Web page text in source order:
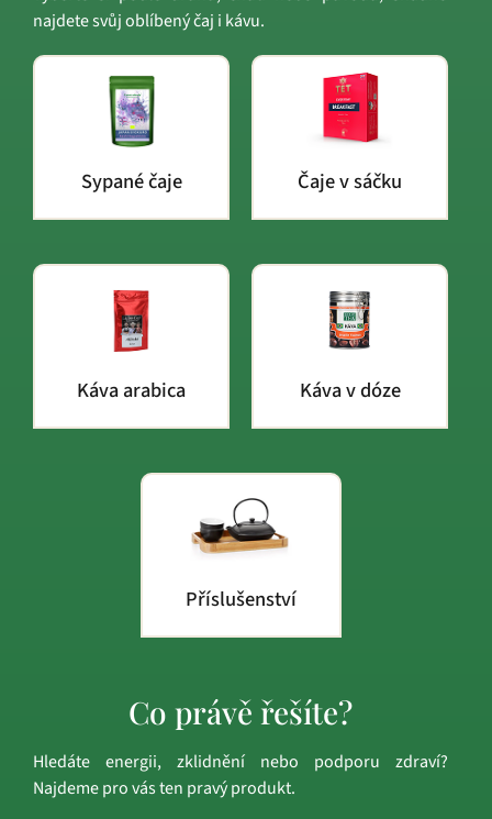
najdete svůj oblíbený čaj i kávu.
Sypané čaje Čaje v sáčku
Káva arabica Káva v dóze
Příslušenství
Co právě řešíte?
Hledáte energii, zklidnění nebo podporu zdraví?
Najdeme pro vás ten pravý produkt.